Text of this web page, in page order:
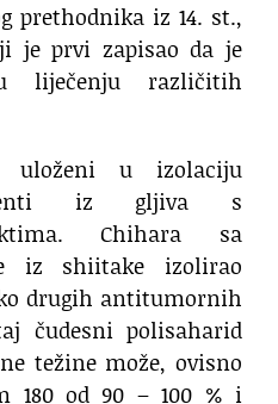
prethodnika iz 14. st.,
je prvi zapisao da je
liječenju različitih
uloženi u izolaciju
iz gljiva s
Chihara sa
iz shiitake izolirao
drugih antitumornih
čudesni polisaharid
težine može, ovisno
180 od 90 – 100 % i